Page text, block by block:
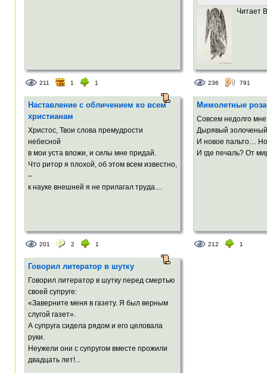
211 1 1
Читает
236 791
Наставление с обличением ко всем
христианам
Христос, Твои слова премудрости
небесной
в мои уста вложи, и силы мне придай.
Что ритор я плохой, об этом всем известно,
–
к науке внешней я не прилагал труда....
201 2 1
Мимолетные
Совсем недолго мне
Дырявый
И новое пальто…
И где печаль? От
212 1
Говорил литератор в шутку
Говорил литератор в шутку перед смертью
своей супруге:
«Заверните меня в газету. Я был верным
слугой газет».
А супруга сидела рядом и его целовала
руки.
Неужели они с супругом вместе прожили
двадцать лет!...